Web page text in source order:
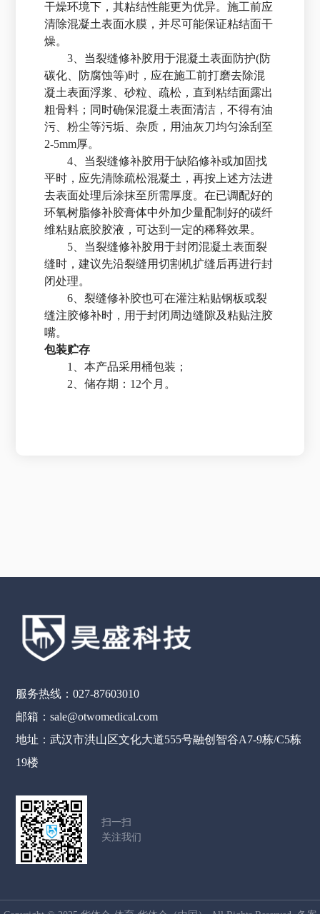
干燥环境下，其粘结性能更为优异。施工前应
清除混凝土表面水膜，并尽可能保证粘结面干
燥。
3、当裂缝修补胶用于混凝土表面防护(防
碳化、防腐蚀等)时，应在施工前打磨去除混
凝土表面浮浆、砂粒、疏松，直到粘结面露出
粗骨料；同时确保混凝土表面清洁，不得有油
污、粉尘等污垢、杂质，用油灰刀均匀涂刮至
2-5mm厚。
4、当裂缝修补胶用于缺陷修补或加固找
平时，应先清除疏松混凝土，再按上述方法进
去表面处理后涂抹至所需厚度。在已调配好的
环氧树脂修补胶膏体中外加少量配制好的碳纤
维粘贴底胶胶液，可达到一定的稀释效果。
5、当裂缝修补胶用于封闭混凝土表面裂
缝时，建议先沿裂缝用切割机扩缝后再进行封
闭处理。
6、裂缝修补胶也可在灌注粘贴钢板或裂
缝注胶修补时，用于封闭周边缝隙及粘贴注胶
嘴。
包装贮存
1、本产品采用桶包装；
2、储存期：12个月。
服务热线：027-87603010
邮箱：sale@otwomedical.com
地址：武汉市洪山区文化大道555号融创智谷A7-9栋/C5栋
19楼
扫一扫
关注我们